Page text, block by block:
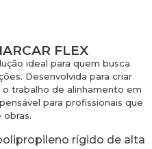
FLEX
ideal para quem busca
Desenvolvida para criar
trabalho de alinhamento em
para profissionais que
rígido de alta